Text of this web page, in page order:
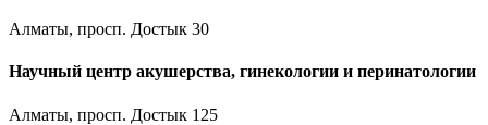
Алматы, просп. Достык 30
Научный центр акушерства, гинекологии и перинатологии
Алматы, просп. Достык 125